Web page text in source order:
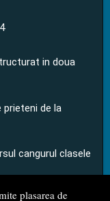
plasarea de
in doua
prieteni de la
cangurul clasele